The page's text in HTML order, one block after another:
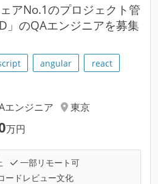
アNo.1のプロジェクト管
」のQAエンジニアを募集
angular
react
エンジニア
東京
万円
一部リモート可
ードレビュー文化